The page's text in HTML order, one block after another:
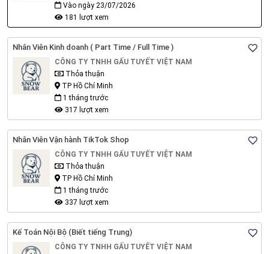
Vào ngày 23/07/2026
181 lượt xem
Nhân Viên Kinh doanh ( Part Time / Full Time )
CÔNG TY TNHH GẤU TUYẾT VIỆT NAM
Thỏa thuận
TP Hồ Chí Minh
1 tháng trước
317 lượt xem
Nhân Viên Vận hành TikTok Shop
CÔNG TY TNHH GẤU TUYẾT VIỆT NAM
Thỏa thuận
TP Hồ Chí Minh
1 tháng trước
337 lượt xem
Kế Toán Nội Bộ (Biết tiếng Trung)
CÔNG TY TNHH GẤU TUYẾT VIỆT NAM